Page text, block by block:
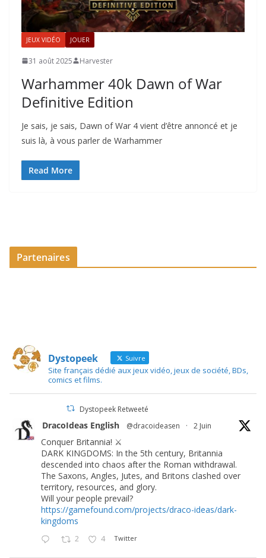
JEUX VIDÉO JOUER
31 août 2025 Harvester
Warhammer 40k Dawn of War
Definitive Edition
Je sais, je sais, Dawn of War 4 vient d’être annoncé et je
suis là, à vous parler de Warhammer
Read More
Partenaires
Dystopeek Suivre
Site français dédié aux jeux vidéo, jeux de société, BDs,
comics et films.
Dystopeek Retweeté
DracoIdeas English @dracoideasen · 2 Juin
Conquer Britannia! ⚔️
DARK KINGDOMS: In the 5th century, Britannia
descended into chaos after the Roman withdrawal.
The Saxons, Angles, Jutes, and Britons clashed over
territory, resources, and glory.
Will your people prevail?
https://gamefound.com/projects/draco-ideas/dark-
kingdoms
2 4 Twitter